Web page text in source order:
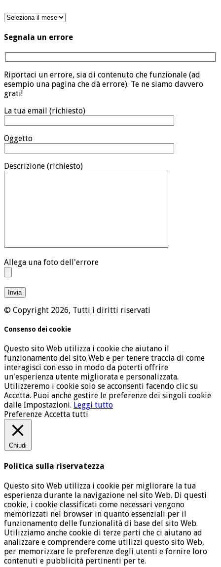
Archivio
Segnala un errore
Riportaci un errore, sia di contenuto che funzionale (ad
esempio una pagina che dà errore). Te ne siamo davvero
grati!
La tua email (richiesto)
Oggetto
Descrizione (richiesto)
Allega una foto dell'errore
© Copyright 2026, Tutti i diritti riservati
Consenso dei cookie
Questo sito Web utilizza i cookie che aiutano il
funzionamento del sito Web e per tenere traccia di come
interagisci con esso in modo da poterti offrire
un'esperienza utente migliorata e personalizzata.
Utilizzeremo i cookie solo se acconsenti facendo clic su
Accetta. Puoi anche gestire le preferenze dei singoli cookie
dalle Impostazioni. Leggi tutto
Preferenze Accetta tutti
Chiudi
Politica sulla riservatezza
Questo sito Web utilizza i cookie per migliorare la tua
esperienza durante la navigazione nel sito Web. Di questi
cookie, i cookie classificati come necessari vengono
memorizzati nel browser in quanto essenziali per il
funzionamento delle funzionalità di base del sito Web.
Utilizziamo anche cookie di terze parti che ci aiutano ad
analizzare e comprendere come utilizzi questo sito Web,
per memorizzare le preferenze degli utenti e fornire loro
contenuti e pubblicità pertinenti per te.